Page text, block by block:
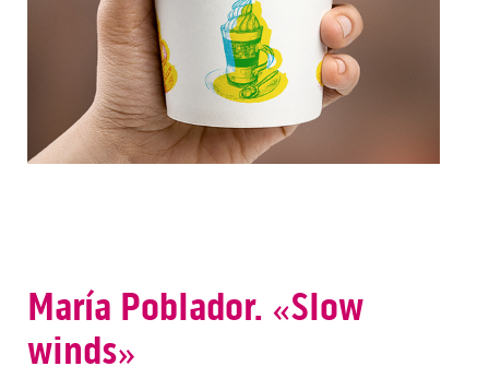
María Poblador. «Slow
winds»